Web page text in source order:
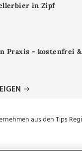
in Zipf
Praxis - kostenfrei &